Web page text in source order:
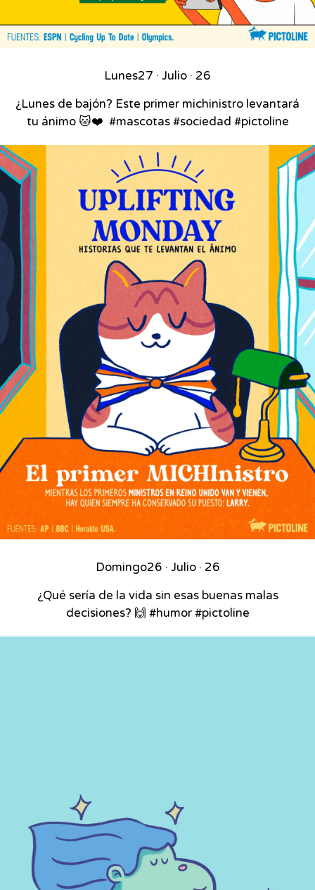
Lunes27 · Julio · 26
¿Lunes de bajón? Este primer michinistro levantará
tu ánimo 🐱❤️⁣ ⁣ #mascotas #sociedad #pictoline
Domingo26 · Julio · 26
¿Qué sería de la vida sin esas buenas malas
decisiones? 🙌 #humor #pictoline